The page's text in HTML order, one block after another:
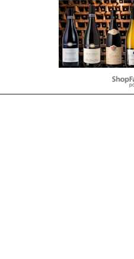
WebShop